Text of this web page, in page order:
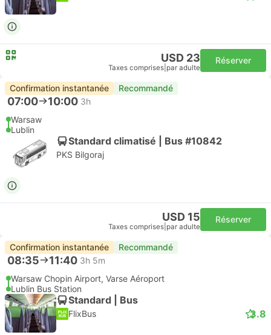
USD 23
Taxes comprises par adulte
Réserver
Confirmation instantanée Recommandé
07:00 10:00 3h
Warsaw
Lublin
Standard climatisé | Bus #10842
PKS Bilgoraj
USD 15
Taxes comprises par adulte
Réserver
Confirmation instantanée Recommandé
08:35 11:40 3h 5m
Warsaw Chopin Airport, Varse Aéroport
Lublin Bus Station
Standard | Bus
FlixBus 3.8